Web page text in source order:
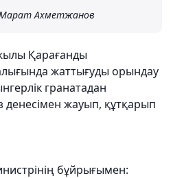
Марат Ахметжанов
Қарағанды
жаттығуды орындау
гранатадан
денесімен жауып, құтқарып
бұйрығымен: